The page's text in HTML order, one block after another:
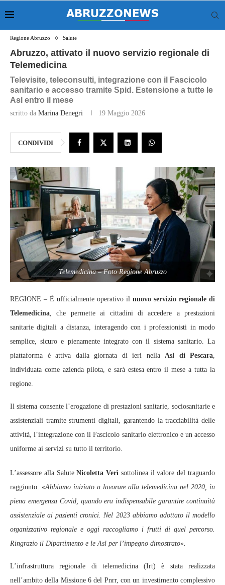
Regione Abruzzo Salute
Abruzzo, attivato il nuovo servizio regionale di
Telemedicina
Televisite, teleconsulti, integrazione con il Fascicolo
sanitario e accesso tramite Spid. Estensione a tutte le
Asl entro il mese
scritto da Marina Denegri 19 Maggio 2026
CONDIVIDI
Telemedicina – Foto Regione Abruzzo
REGIONE – È ufficialmente operativo il nuovo servizio regionale di
Telemedicina, che permette ai cittadini di accedere a prestazioni
sanitarie digitali a distanza, interagendo con i professionisti in modo
semplice, sicuro e pienamente integrato con il sistema sanitario. La
piattaforma è attiva dalla giornata di ieri nella Asl di Pescara,
individuata come azienda pilota, e sarà estesa entro il mese a tutta la
regione.
Il sistema consente l’erogazione di prestazioni sanitarie, sociosanitarie e
assistenziali tramite strumenti digitali, garantendo la tracciabilità delle
attività, l’integrazione con il Fascicolo sanitario elettronico e un accesso
uniforme ai servizi su tutto il territorio.
L’assessore alla SaluteNicoletta Verì sottolinea il valore del traguardo
raggiunto: «Abbiamo iniziato a lavorare alla telemedicina nel 2020, in
piena emergenza Covid, quando era indispensabile garantire continuità
assistenziale ai pazienti cronici. Nel 2023 abbiamo adottato il modello
organizzativo regionale e oggi raccogliamo i frutti di quel percorso.
Ringrazio il Dipartimento e le Asl per l’impegno dimostrato».
L’infrastruttura regionale di telemedicina (Irt) è stata realizzata
nell’ambito della Missione 6 del Pnrr, con un investimento complessivo